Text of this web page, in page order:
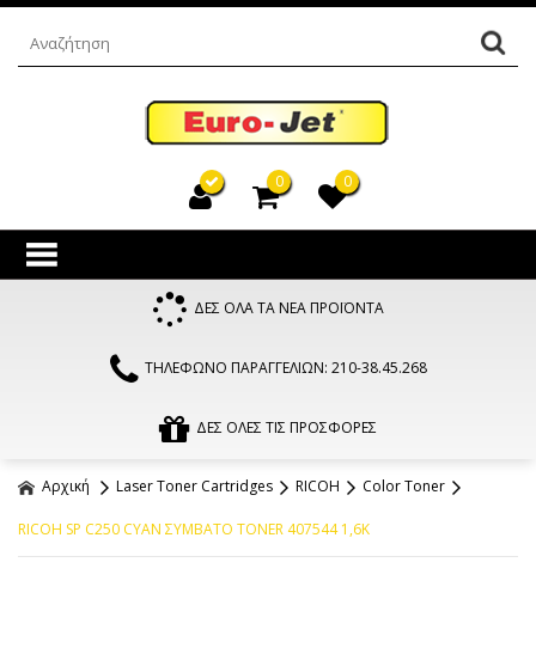
0 0
ΔΕΣ ΟΛΑ ΤΑ ΝΕΑ ΠΡΟΪΟΝΤΑ
ΤΗΛΕΦΩΝΟ ΠΑΡΑΓΓΕΛΙΩΝ: 210-38.45.268
ΔΕΣ ΟΛΕΣ ΤΙΣ ΠΡΟΣΦΟΡΕΣ
Αρχική Laser Toner Cartridges RICOH Color Toner
RICOH SP C250 CYAN ΣΥΜΒΑΤΟ TONER 407544 1,6K